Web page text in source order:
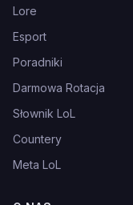
Lore
Esport
Poradniki
Darmowa Rotacja
Słownik LoL
Countery
Meta LoL